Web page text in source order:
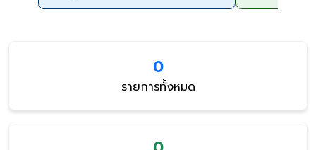
0
รายการทั้งหมด